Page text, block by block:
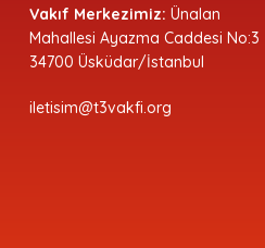
Vakıf Merkezimiz: Ünalan
Mahallesi Ayazma Caddesi No:3
34700 Üsküdar/İstanbul
iletisim@t3vakfi.org